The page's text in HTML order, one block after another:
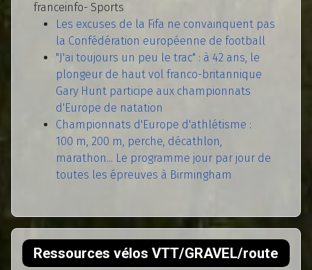
franceinfo- Sports
Les excuses de la Fifa ne convainquent pas
la Confédération européenne de football
"J'ai toujours un peu le trac" : à 42 ans, le
plongeur de haut vol franco-britannique
Gary Hunt participe aux championnats
d'Europe de natation
Championnats d'Europe d'athlétisme :
100 m, 200 m, perche, décathlon,
marathon... Le programme jour par jour de
toutes les épreuves à Birmingham
Ressources vélos VTT/GRAVEL/route